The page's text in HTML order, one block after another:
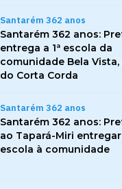
Santarém 362 anos
Santarém 362 anos:
entrega a 1ª escola da
comunidade Bela
do Corta Corda
Santarém 362 anos
Santarém 362 anos:
ao Tapará-Miri
escola à comunidade